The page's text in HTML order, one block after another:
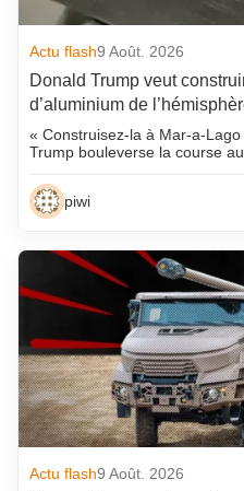
Actu flash9 Août. 2026
Donald Trump veut
d’aluminium de
« Construisez-la à Mar-a-
Trump bouleverse la course
piwi
Actu flash9 Août. 2026